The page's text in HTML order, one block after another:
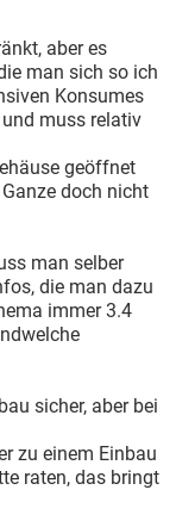
aber es
man sich so ich
Konsumes
muss relativ
geöffnet
doch nicht
man selber
die man dazu
immer 3.4
sicher, aber bei
zu einem Einbau
raten, das bringt